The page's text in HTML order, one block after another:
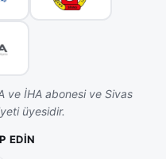
ve İHA abonesi ve Sivas
üyesidir.
EDIN